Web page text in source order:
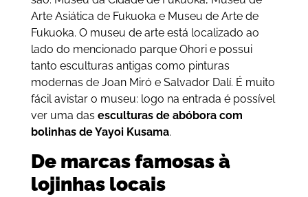
Arte Asiática de Fukuoka e Museu de Arte de
Fukuoka. O museu de arte está localizado ao
lado do mencionado parque Ohori e possui
tanto esculturas antigas como pinturas
modernas de Joan Miró e Salvador Dalí. É muito
fácil avistar o museu: logo na entrada é possível
ver uma das esculturas de abóbora com
bolinhas de Yayoi Kusama.
De marcas famosas à
lojinhas locais